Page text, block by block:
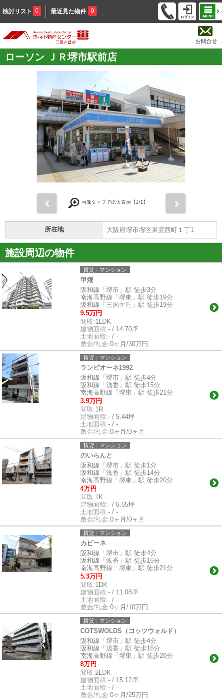
検討リスト 0 最近見た物件 0
お問合せ
ローソン ＪＲ堺市駅前店
画像タップで拡大表示【1/1】
所在地 大阪府堺市堺区東雲西町１丁1
施設周辺の物件
賃貸｜マンション
甲燿
阪和線「堺市」駅 徒歩3分
南海高野線「堺東」駅 徒歩19分
阪和線「三国ケ丘」駅 徒歩19分
9.5万円
間取:1LDK
建物面積:- / 14.70坪
土地面積:- / -
敷金/礼金:0ヶ月/30万円
賃貸｜マンション
ランピオーネ1992
阪和線「堺市」駅 徒歩4分
阪和線「浅香」駅 徒歩15分
南海高野線「堺東」駅 徒歩21分
3.9万円
間取:1R
建物面積:- / 5.44坪
土地面積:- / -
敷金/礼金:0ヶ月/0ヶ月
賃貸｜マンション
のいらんと
阪和線「堺市」駅 徒歩1分
阪和線「浅香」駅 徒歩14分
南海高野線「堺東」駅 徒歩20分
4万円
間取:1K
建物面積:- / 6.65坪
土地面積:- / -
敷金/礼金:0ヶ月/0ヶ月
賃貸｜マンション
カビーネ
阪和線「堺市」駅 徒歩4分
阪和線「浅香」駅 徒歩16分
南海高野線「堺東」駅 徒歩21分
5.3万円
間取:1DK
建物面積:- / 11.08坪
土地面積:- / -
敷金/礼金:0ヶ月/10万円
賃貸｜マンション
COTSWOLDS（コッツウォルド）
阪和線「堺市」駅 徒歩4分
阪和線「浅香」駅 徒歩16分
南海高野線「堺東」駅 徒歩20分
8万円
間取:2LDK
建物面積:- / 15.12坪
土地面積:- / -
敷金/礼金:0ヶ月/25万円